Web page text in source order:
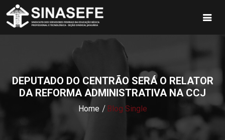
DEPUTADO DO CENTRÃO SERÁ O RELATOR
DA REFORMA ADMINISTRATIVA NA CCJ
Home Blog Single